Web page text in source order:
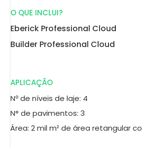
O QUE INCLUI?
Eberick Professional Cloud
Builder Professional Cloud
APLICAÇÃO
Nº de níveis de laje: 4
N° de pavimentos: 3
Área: 2 mil m² de área retangular